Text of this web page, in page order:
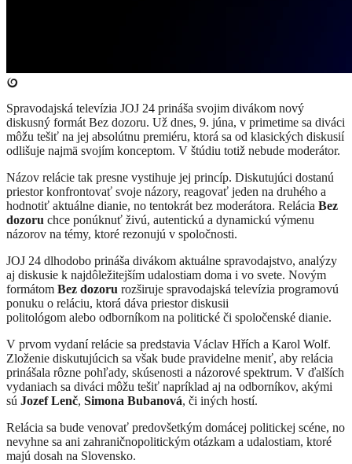
Spravodajská televízia JOJ 24 prináša svojim divákom nový
diskusný formát Bez dozoru. Už dnes, 9. júna, v primetime sa diváci
môžu tešiť na jej absolútnu premiéru, ktorá sa od klasických diskusií
odlišuje najmä svojím konceptom. V štúdiu totiž nebude moderátor.
Názov relácie tak presne vystihuje jej princíp. Diskutujúci dostanú
priestor konfrontovať svoje názory, reagovať jeden na druhého a
hodnotiť aktuálne dianie, no tentokrát bez moderátora. Relácia Bez
dozoru chce ponúknuť živú, autentickú a dynamickú výmenu
názorov na témy, ktoré rezonujú v spoločnosti.
JOJ 24 dlhodobo prináša divákom aktuálne spravodajstvo, analýzy
aj diskusie k najdôležitejším udalostiam doma i vo svete. Novým
formátom Bez dozoru rozširuje spravodajská televízia programovú
ponuku o reláciu, ktorá dáva priestor diskusii
politológom alebo odborníkom na politické či spoločenské dianie.
V prvom vydaní relácie sa predstavia Václav Hřích a Karol Wolf.
Zloženie diskutujúcich sa však bude pravidelne meniť, aby relácia
prinášala rôzne pohľady, skúsenosti a názorové spektrum. V ďalších
vydaniach sa diváci môžu tešiť napríklad aj na odborníkov, akými
sú Jozef Lenč, Simona Bubanová, či iných hostí.
Relácia sa bude venovať predovšetkým domácej politickej scéne, no
nevyhne sa ani zahraničnopolitickým otázkam a udalostiam, ktoré
majú dosah na Slovensko.